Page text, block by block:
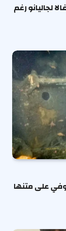
لجاليانو رغم
على متنها